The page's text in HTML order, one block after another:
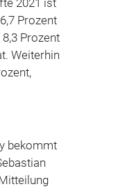
Prozent
Prozent
Weiterhin
bekommt